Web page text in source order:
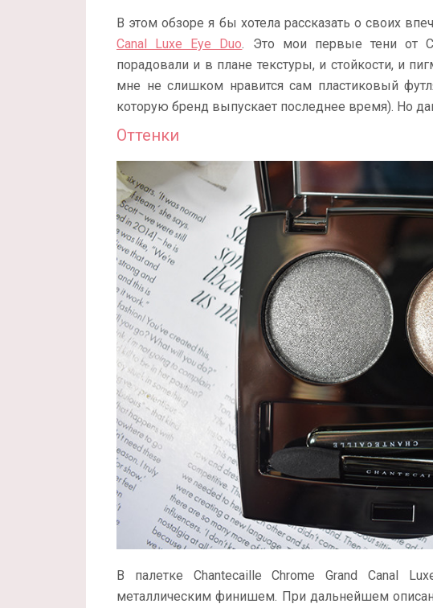
В этом обзоре я бы хотела рассказать о своих
Canal Luxe Eye Duo. Это мои первые тени от
порадовали и в плане текстуры, и стойкости, и
мне не слишком нравится сам пластиковый
которую бренд выпускает последнее время). Но
Оттенки
В палетке Chantecaille Chrome Grand Canal
металлическим финишем. При дальнейшем